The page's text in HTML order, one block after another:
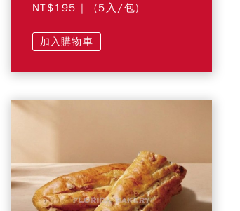
NT$195 | (5入/包)
加入購物車